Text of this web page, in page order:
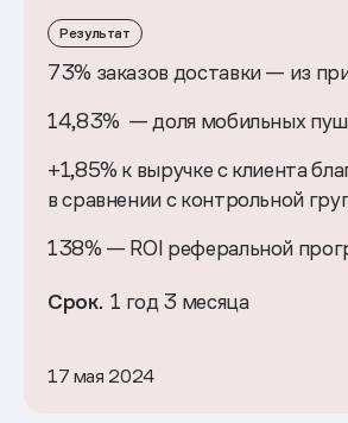
Результат
73% заказов доставки — из
14,83% — доля мобильных
+1,85% к выручке с клиента
в сравнении с контрольной
138% — ROI реферальной
Срок.1 год 3 месяца
17 мая 2024